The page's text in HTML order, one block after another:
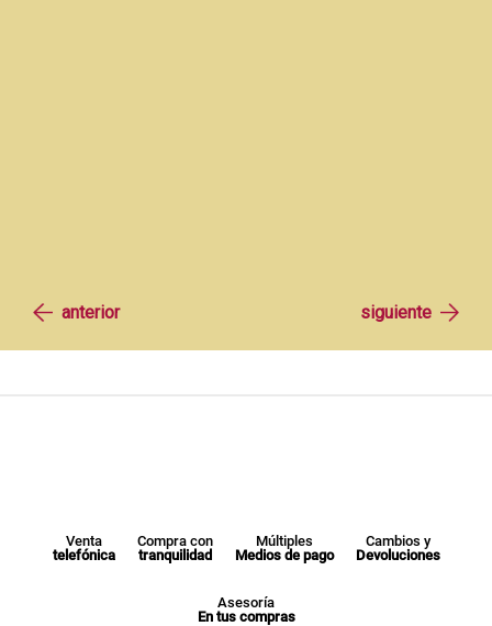
Venta
telefónica
Compra con
tranquilidad
Múltiples
Medios de pago
Cambios y
Devoluciones
Asesoría
En tus compras